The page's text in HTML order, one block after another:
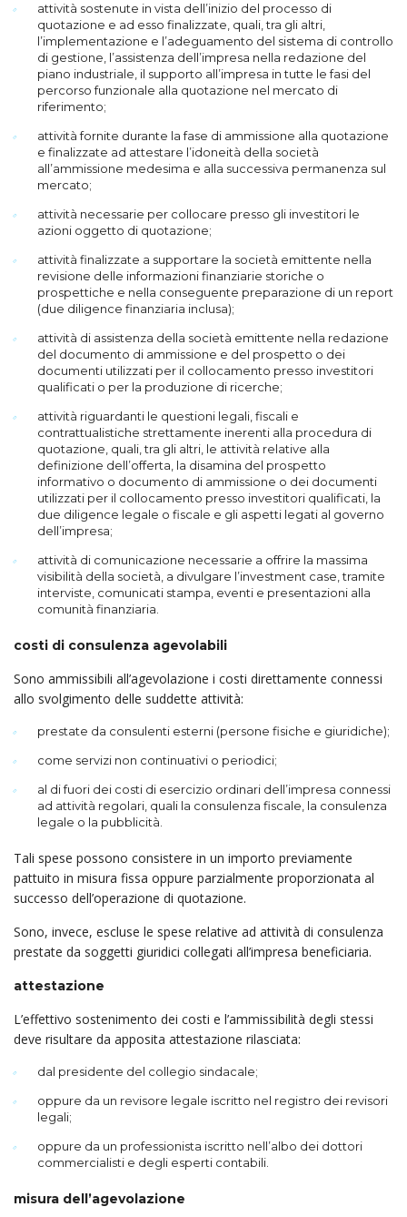
attività sostenute in vista dell’inizio del processo di
quotazione e ad esso finalizzate, quali, tra gli altri,
l’implementazione e l’adeguamento del sistema di controllo
di gestione, l’assistenza dell’impresa nella redazione del
piano industriale, il supporto all’impresa in tutte le fasi del
percorso funzionale alla quotazione nel mercato di
riferimento;
attività fornite durante la fase di ammissione alla quotazione
e finalizzate ad attestare l’ido­neità della società
all’ammissione medesima e alla successiva permanenza sul
mercato;
attività necessarie per collocare presso gli investitori le
azioni oggetto di quotazione;
attività finalizzate a supportare la società emittente nella
revisione delle informazioni finanziarie storiche o
prospettiche e nella conseguente preparazione di un report
(due diligence finanziaria inclusa);
attività di assistenza della società emittente nella redazione
del documento di ammissione e del prospetto o dei
documenti utilizzati per il collocamento presso investitori
qualificati o per la produzione di ricerche;
attività riguardanti le questioni legali, fiscali e
contrattualistiche strettamente inerenti alla procedura di
quotazione, quali, tra gli altri, le attività relative alla
definizione dell’offerta, la disami­na del prospetto
informativo o documento di ammissione o dei documenti
utilizzati per il collocamento presso investitori qualificati, la
due diligence legale o fiscale e gli aspetti legati al governo
dell’impresa;
attività di comunicazione necessarie a offrire la massima
visibilità della società, a divulgare l’investment case, tramite
interviste, comunicati stampa, eventi e presentazioni alla
comunità finanziaria.
costi di consulenza agevolabili
Sono ammissibili all’agevolazione i costi direttamente connessi
allo svolgimento delle suddette atti­vità:
prestate da consulenti esterni (persone fisiche e giuridiche);
come servizi non continuativi o periodici;
al di fuori dei costi di esercizio ordinari dell’impresa connessi
ad attività regolari, quali la consulenza fiscale, la consulenza
legale o la pubblicità.
Tali spese possono consistere in un importo previamente
pattuito in misura fissa oppure parzialmente proporzionata al
successo dell’operazione di quotazione.
Sono, invece, escluse le spese relative ad attività di consulenza
prestate da soggetti giuridici collegati all’impresa beneficiaria.
attestazione
L’effettivo sostenimento dei costi e l’ammissibilità degli stessi
deve risultare da apposita attestazio­ne rilasciata:
dal presidente del collegio sindacale;
oppure da un revisore legale iscritto nel registro dei revisori
legali;
oppure da un professionista iscritto nell’albo dei dottori
commercialisti e degli esperti contabili.
misura dell’agevolazione